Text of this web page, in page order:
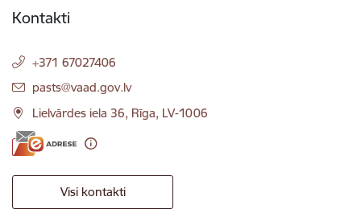
Kontakti
+371 67027406
E-pasts:
pasts@vaad.gov.lv
Lielvārdes iela 36, Rīga, LV-1006
Visi kontakti